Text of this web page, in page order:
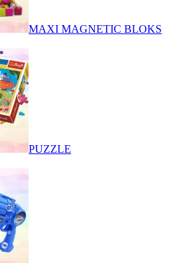
MAXI MAGNETIC BLOKS
PUZZLE